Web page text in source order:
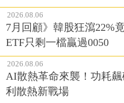
2026.08.06
7月回顧》韓股狂瀉22%
ETF只剩一檔贏過0050
2026.08.06
AI散熱革命來襲！功耗
利散熱新戰場